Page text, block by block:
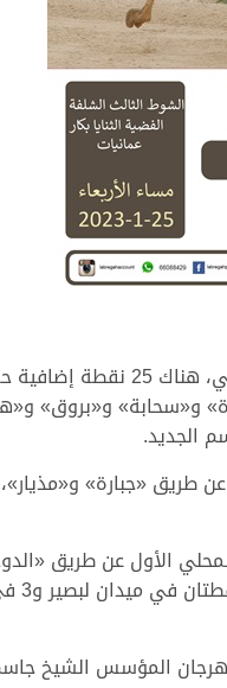
وبخلاف الرموز الثلاثة القوية التي حققها
و«سحابة» و«بروق»
الجديد.
عن طريق «جبارة»
المؤسس الشيخ